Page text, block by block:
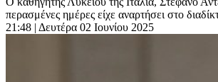
περασμένες ημέρες είχε αναρτήσει στο
21:48 | Δευτέρα 02 Ιουνίου 2025